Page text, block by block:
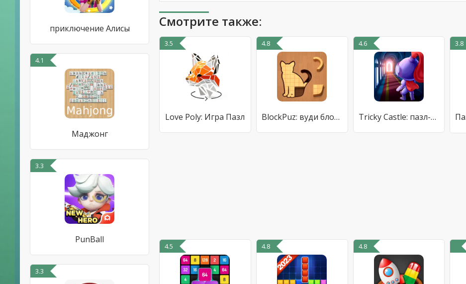
приключение Алисы
4.1
Маджонг
3.3
PunBall
3.3
Смотрите также:
3.5
Love Poly: Игра Пазл
4.8
BlockPuz: вуди блок пазл
4.6
Tricky Castle: пазл-платформер
3.8
4.5 4.8 4.8